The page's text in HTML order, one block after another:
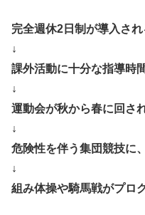
完全週休2日制が導入され
↓
課外活動に十分な指導時
↓
運動会が秋から春に回さ
↓
危険性を伴う集団競技に
↓
組み体操や騎馬戦がプロ